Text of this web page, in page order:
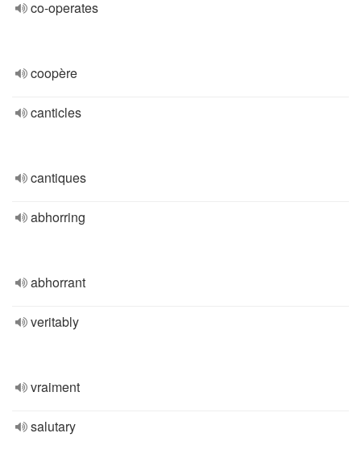
co-operates
coopère
canticles
cantiques
abhorring
abhorrant
veritably
vraiment
salutary